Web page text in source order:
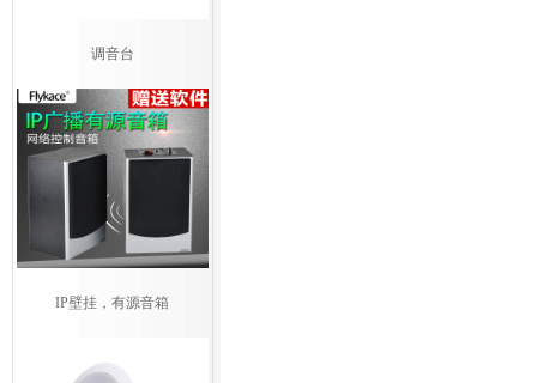
调音台
IP壁挂，有源音箱